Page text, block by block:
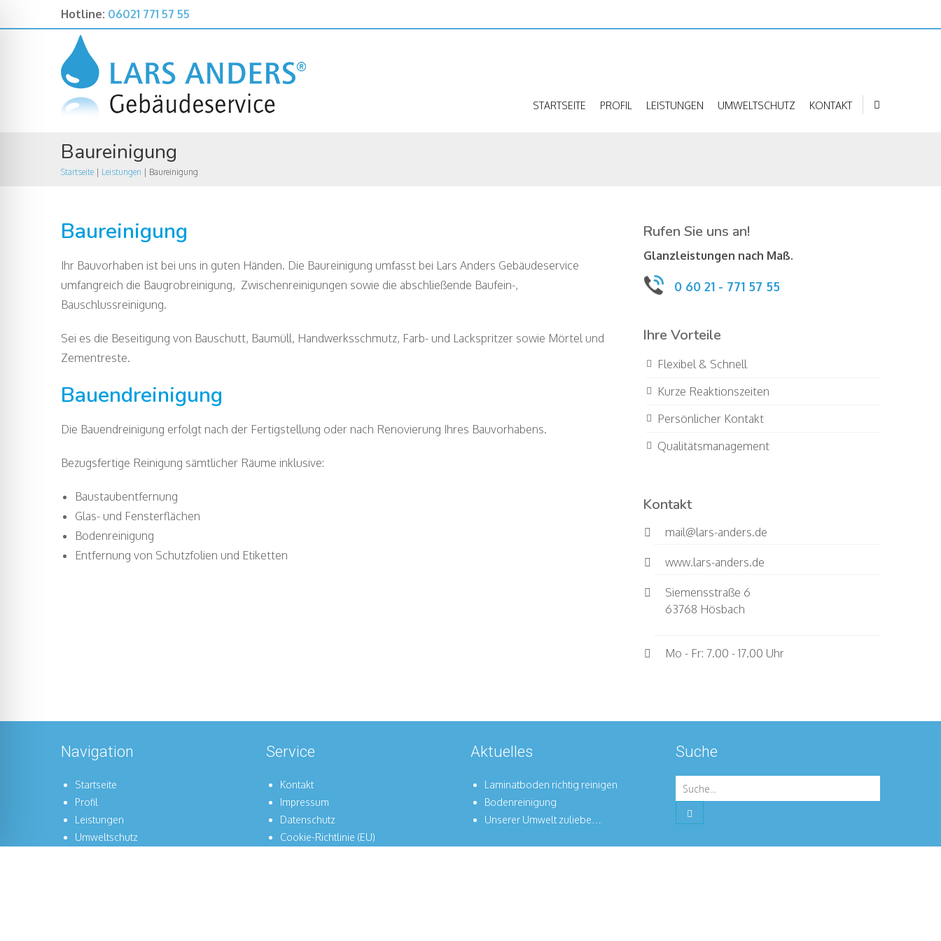
Hotline: 06021 771 57 55
STARTSEITE PROFIL LEISTUNGEN UMWELTSCHUTZ KONTAKT
Baureinigung
Startseite | Leistungen | Baureinigung
Baureinigung
Ihr Bauvorhaben ist bei uns in guten Händen. Die Baureinigung umfasst bei Lars Anders Gebäudeservice
umfangreich die Baugrobreinigung, Zwischenreinigungen sowie die abschließende Baufein-,
Bauschlussreinigung.
Sei es die Beseitigung von Bauschutt, Baumüll, Handwerksschmutz, Farb- und Lackspritzer sowie Mörtel und
Zementreste.
Bauendreinigung
Die Bauendreinigung erfolgt nach der Fertigstellung oder nach Renovierung Ihres Bauvorhabens.
Bezugsfertige Reinigung sämtlicher Räume inklusive:
Baustaubentfernung
Glas- und Fensterflächen
Bodenreinigung
Entfernung von Schutzfolien und Etiketten
Rufen Sie uns an!
Glanzleistungen nach Maß.
0 60 21 - 771 57 55
Ihre Vorteile
Flexibel & Schnell
Kurze Reaktionszeiten
Persönlicher Kontakt
Qualitätsmanagement
Kontakt
mail@lars-anders.de
www.lars-anders.de
Siemensstraße 6
63768 Hösbach
Mo - Fr: 7.00 - 17.00 Uhr
Navigation
Startseite
Profil
Leistungen
Umweltschutz
Service
Kontakt
Impressum
Datenschutz
Cookie-Richtlinie (EU)
Aktuelles
Laminatboden richtig reinigen
Bodenreinigung
Unserer Umwelt zuliebe…
Suche